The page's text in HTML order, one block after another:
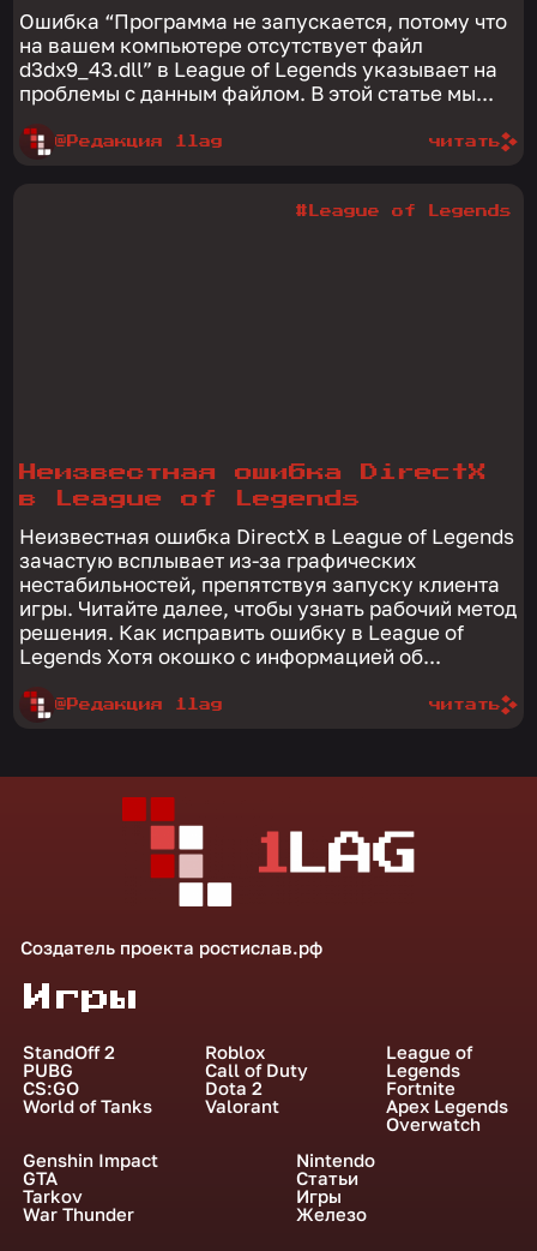
d3dx9_43.dll” в League of
Legends
Ошибка “Программа не запускается, потому что
на вашем компьютере отсутствует файл
d3dx9_43.dll” в League of Legends указывает на
проблемы с данным файлом. В этой статье мы...
@Редакция 1lag читать
Неизвестная ошибка DirectX
в League of Legends
Неизвестная ошибка DirectX в League of Legends
зачастую всплывает из-за графических
нестабильностей, препятствуя запуску клиента
игры. Читайте далее, чтобы узнать рабочий метод
решения. Как исправить ошибку в League of
Legends Хотя окошко с информацией об...
@Редакция 1lag
#League of Legends
читать
Создатель проекта ростислав.рф
Игры
StandOff 2
PUBG
CS:GO
World of Tanks
Roblox
Call of Duty
Dota 2
Valorant
League of
Legends
Fortnite
Apex Legends
Overwatch
Genshin Impact
GTA
Tarkov
War Thunder
Nintendo
Статьи
Игры
Железо